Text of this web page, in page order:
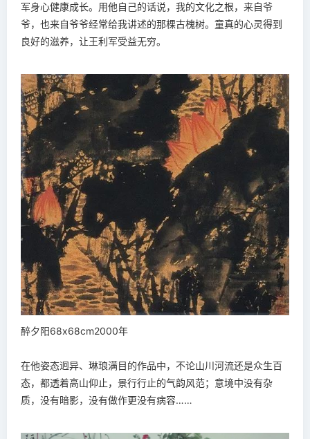
军身心健康成长。用他自己的话说，我的文化之根，来自爷
爷，也来自爷爷经常给我讲述的那棵古槐树。童真的心灵得到
良好的滋养，让王利军受益无穷。
醉夕阳68x68cm2000年
在他姿态迥异、琳琅满目的作品中，不论山川河流还是众生百
态，都透着高山仰止，景行行止的气韵风范；意境中没有杂
质，没有暗影，没有做作更没有病容……